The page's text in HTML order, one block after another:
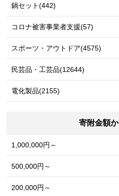
鍋セット(442)
コロナ被害事業者支援(57)
スポーツ・アウトドア(4575)
民芸品・工芸品(12644)
電化製品(2155)
寄附金額
1,000,000円～
500,000円～
200,000円～